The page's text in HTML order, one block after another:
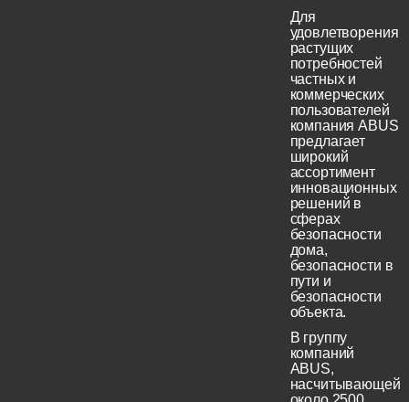
Для
удовлетворения
растущих
потребностей
частных и
коммерческих
пользователей
компания ABUS
предлагает
широкий
ассортимент
инновационных
решений в
сферах
безопасности
дома,
безопасности в
пути и
безопасности
объекта.
В группу
компаний
ABUS,
насчитывающей